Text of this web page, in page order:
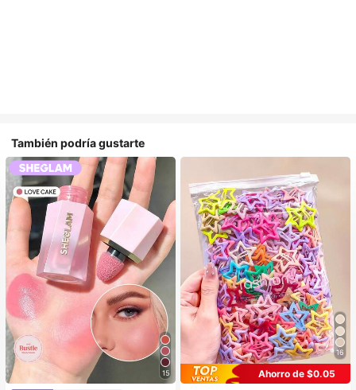
También podría gustarte
15
16
Ahorro de $0.05